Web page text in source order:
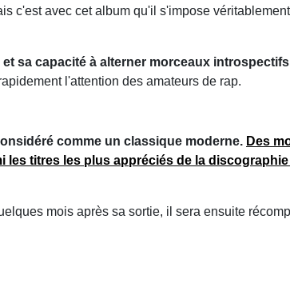
c'est avec cet album qu'il s'impose
sa capacité à alterner morceaux
l'attention des amateurs de rap.
comme un classique moderne. Des
les titres les plus appréciés de la
mois après sa sortie, il sera ensuite